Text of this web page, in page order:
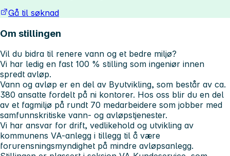
Gå til søknad
Om stillingen
Vil du bidra til renere vann og et bedre miljø?
Vi har ledig en fast 100 % stilling som ingeniør innen
spredt avløp.
Vann og avløp er en del av Byutvikling, som består av ca.
380 ansatte fordelt på ni kontorer. Hos oss blir du en del
av et fagmiljø på rundt 70 medarbeidere som jobber med
samfunnskritiske vann- og avløpstjenester.
Vi har ansvar for drift, vedlikehold og utvikling av
kommunens VA-anlegg i tillegg til å være
forurensningsmyndighet på mindre avløpsanlegg.